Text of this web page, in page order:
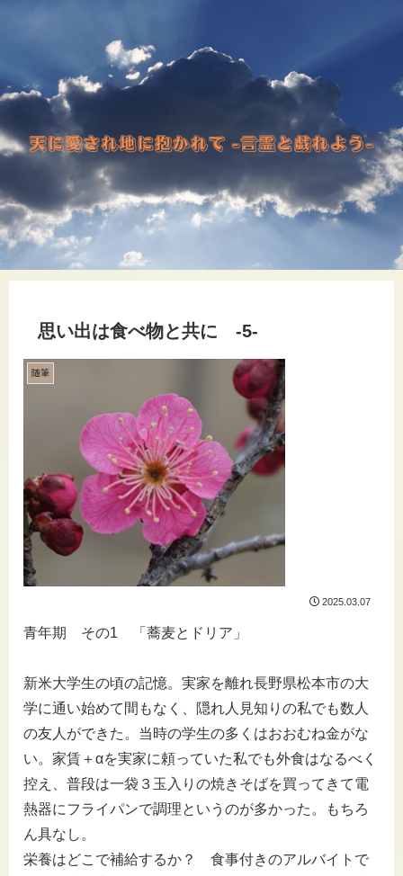
思い出は食べ物と共に -5-
随筆
2025.03.07
青年期 その1 「蕎麦とドリア」
新米大学生の頃の記憶。実家を離れ長野県松本市の大
学に通い始めて間もなく、隠れ人見知りの私でも数人
の友人ができた。当時の学生の多くはおおむね金がな
い。家賃＋αを実家に頼っていた私でも外食はなるべく
控え、普段は一袋３玉入りの焼きそばを買ってきて電
熱器にフライパンで調理というのが多かった。もちろ
ん具なし。
栄養はどこで補給するか？ 食事付きのアルバイトで